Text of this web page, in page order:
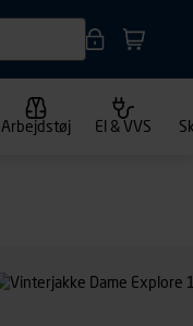
Arbejdstøj El & VVS